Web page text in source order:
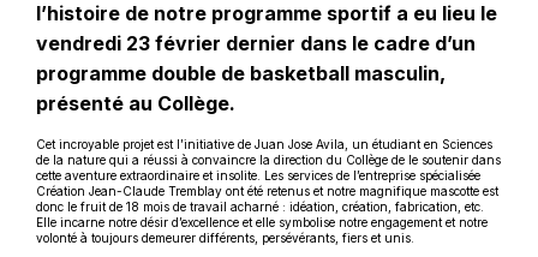
l’histoire de notre programme sportif a eu lieu le
vendredi 23 février dernier dans le cadre d’un
programme double de basketball masculin,
présenté au Collège.
Cet incroyable projet est l’initiative de Juan Jose Avila, un étudiant en Sciences
de la nature qui a réussi à convaincre la direction du Collège de le soutenir dans
cette aventure extraordinaire et insolite. Les services de l’entreprise spécialisée
Création Jean-Claude Tremblay ont été retenus et notre magnifique mascotte est
donc le fruit de 18 mois de travail acharné : idéation, création, fabrication, etc.
Elle incarne notre désir d’excellence et elle symbolise notre engagement et notre
volonté à toujours demeurer différents, persévérants, fiers et unis.